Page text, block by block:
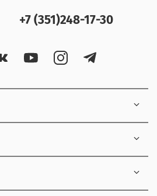
+7 (351)248-17-30